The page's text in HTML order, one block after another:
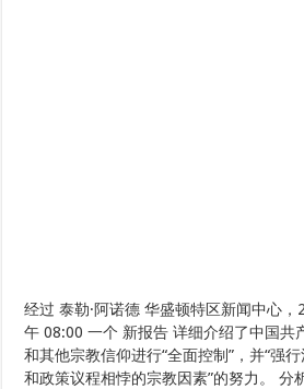
经过 泰勒·阿诺德 华盛顿特区新闻中心
午 08:00 一个 新报告 详细介绍了中国共
和其他宗教信仰进行“全面控制”，并“强
和政策议程相悖的宗教因素”的努力。